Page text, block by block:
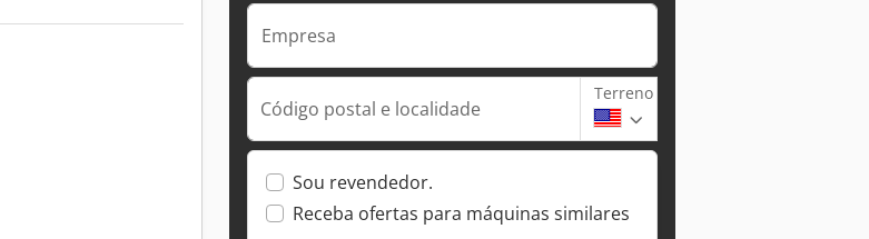
Empresa
Código postal e localidade
Terreno
Sou revendedor.
Receba ofertas para máquinas similares